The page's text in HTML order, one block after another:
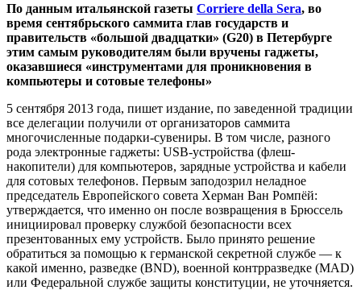
По данным итальянской газеты Corriere della Sera, во
время сентябрьского саммита глав государств и
правительств «большой двадцатки» (G20) в Петербурге
этим самым руководителям были вручены гаджеты,
оказавшиеся «инструментами для проникновения в
компьютеры и сотовые телефоны»
5 сентября 2013 года, пишет издание, по заведенной традиции
все делегации получили от организаторов саммита
многочисленные подарки-сувениры. В том числе, разного
рода электронные гаджеты: USB-устройства (флеш-
накопители) для компьютеров, зарядные устройства и кабели
для сотовых телефонов. Первым заподозрил неладное
председатель Европейского совета Херман Ван Ромпёй:
утверждается, что именно он после возвращения в Брюссель
инициировал проверку службой безопасности всех
презентованных ему устройств. Было принято решение
обратиться за помощью к германской секретной службе — к
какой именно, разведке (BND), военной контрразведке (MAD)
или Федеральной службе защиты конституции, не уточняется.